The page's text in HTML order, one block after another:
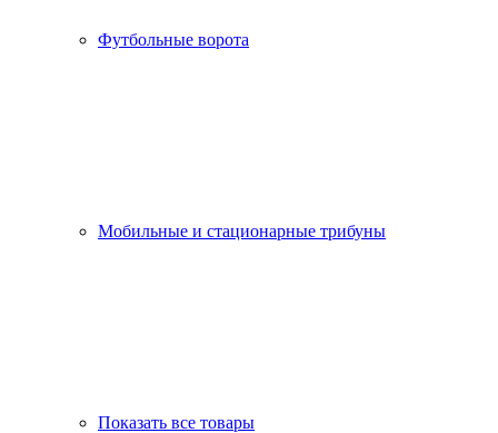
Футбольные ворота
Мобильные и стационарные трибуны
Показать все товары